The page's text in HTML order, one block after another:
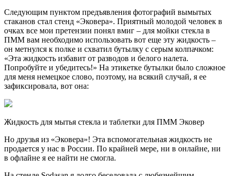
Следующим пунктом предъявления фотографий вымытых
стаканов стал стенд «Эковера». Приятный молодой человек в
очках все мои претензии понял вмиг – для мойки стекла в
ПММ вам необходимо использовать вот еще эту жидкость –
он метнулся к полке и схватил бутылку с серым колпачком:
«Эта жидкость избавит от разводов и белого налета.
Попробуйте и убедитесь!» На этикетке бутылки было сложное
для меня немецкое слово, поэтому, на всякий случай, я ее
зафиксировала, вот она:
Жидкость для мытья стекла и таблетки для ПММ Эковер
Но друзья из «Эковера»! Эта вспомогательная жидкость не
продается у нас в России. По крайней мере, ни в онлайне, ни
в офлайне я ее найти не смогла.